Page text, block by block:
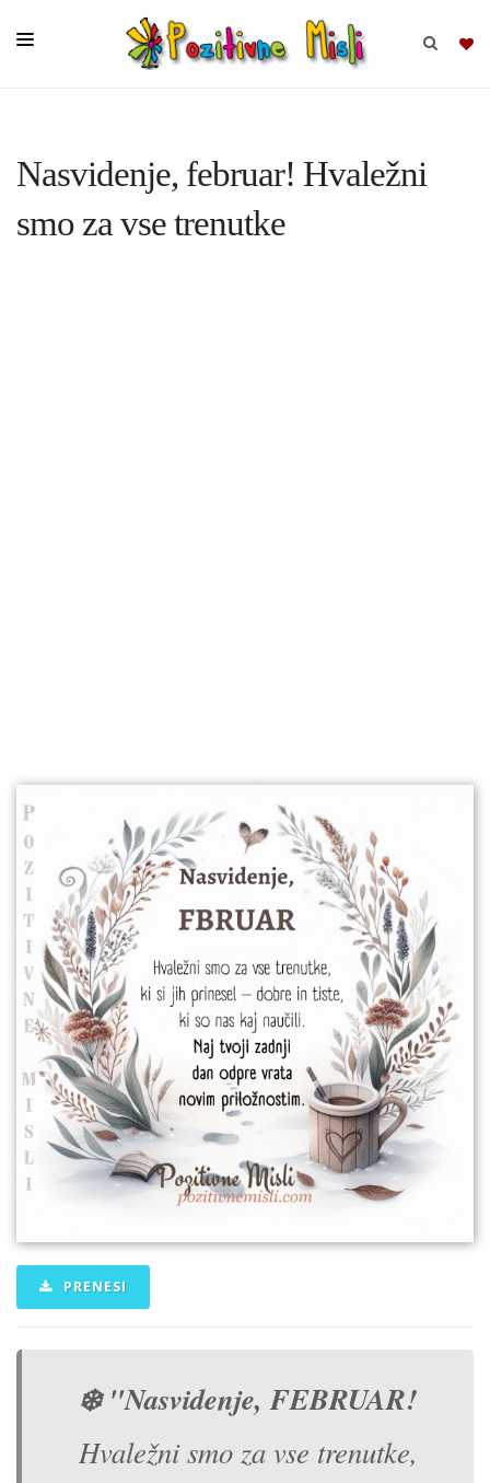
MISLI
Nasvidenje, februar! Hvaležni
smo za vse trenutke
PRENESI
❄️ "Nasvidenje, FEBRUAR!
Hvaležni smo za vse trenutke,